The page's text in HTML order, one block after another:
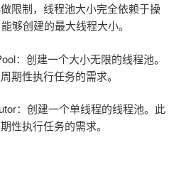
限制，线程池大小完全依赖于操
够创建的最大线程大小。
：创建一个大小无限的线程池。
期性执行任务的需求。
：创建一个单线程的线程池。此
性执行任务的需求。